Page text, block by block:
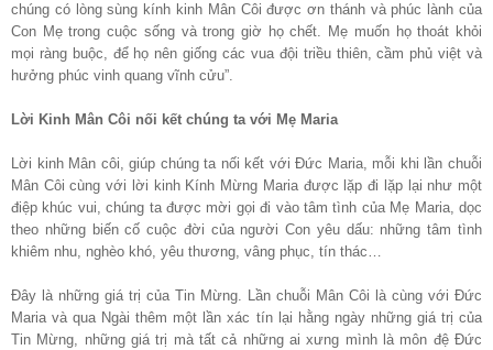
chúng có lòng sùng kính kinh Mân Côi được ơn thánh và phúc lành của
Con Mẹ trong cuộc sống và trong giờ họ chết. Mẹ muốn họ thoát khỏi
mọi ràng buộc, để họ nên giống các vua đội triều thiên, cầm phủ việt và
hưởng phúc vinh quang vĩnh cửu”.
Lời Kinh Mân Côi nối kết chúng ta với Mẹ Maria
Lời kinh Mân côi, giúp chúng ta nối kết với Đức Maria, mỗi khi lần chuỗi
Mân Côi cùng với lời kinh Kính Mừng Maria được lặp đi lặp lại như một
điệp khúc vui, chúng ta được mời gọi đi vào tâm tình của Mẹ Maria, dọc
theo những biến cố cuộc đời của người Con yêu dấu: những tâm tình
khiêm nhu, nghèo khó, yêu thương, vâng phục, tín thác…
Đây là những giá trị của Tin Mừng. Lần chuỗi Mân Côi là cùng với Đức
Maria và qua Ngài thêm một lần xác tín lại hằng ngày những giá trị của
Tin Mừng, những giá trị mà tất cả những ai xưng mình là môn đệ Đức